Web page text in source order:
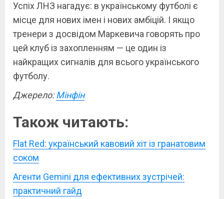
Успіх ЛНЗ нагадує: в українському футболі є
місце для нових імен і нових амбіцій. І якщо
тренери з досвідом Маркевича говорять про
цей клуб із захопленням — це один із
найкращих сигналів для всього українського
футболу.
Джерело:Мінфін
Також читають:
Flat Red: український кавовий хіт із гранатовим
соком
Агенти Gemini для ефективних зустрічей:
практичний гайд